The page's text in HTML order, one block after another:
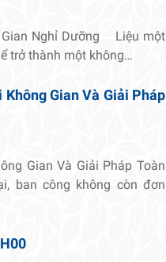
Gian Nghỉ Dưỡng Liệu một
trở thành một không…
Gian Và Giải Pháp
Gian Và Giải Pháp Toàn
ban công không còn đơn